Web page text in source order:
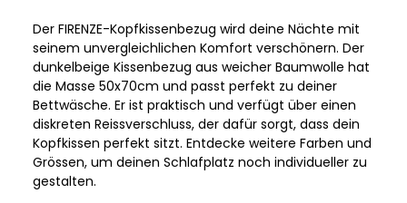
Der FIRENZE-Kopfkissenbezug wird deine Nächte mit
seinem unvergleichlichen Komfort verschönern. Der
dunkelbeige Kissenbezug aus weicher Baumwolle hat
die Masse 50x70cm und passt perfekt zu deiner
Bettwäsche. Er ist praktisch und verfügt über einen
diskreten Reissverschluss, der dafür sorgt, dass dein
Kopfkissen perfekt sitzt. Entdecke weitere Farben und
Grössen, um deinen Schlafplatz noch individueller zu
gestalten.